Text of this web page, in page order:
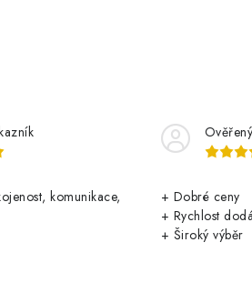
komunikace,
+ Dobré ceny
+ Rychlost
+ Široký výběr